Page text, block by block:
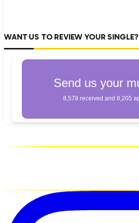
WANT US TO REVIEW YOUR SINGLE?